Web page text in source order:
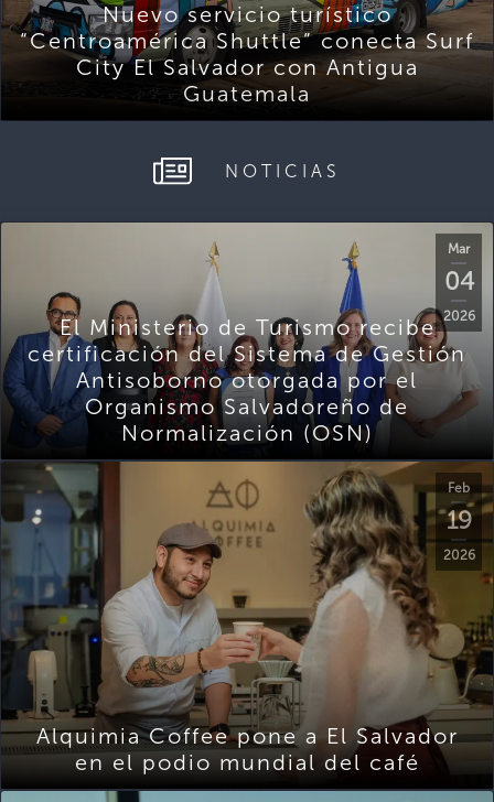
Nuevo servicio turístico
“Centroamérica Shuttle” conecta Surf
City El Salvador con Antigua
Guatemala
NOTICIAS
Mar
04
2026
El Ministerio de Turismo recibe
certificación del Sistema de Gestión
Antisoborno otorgada por el
Organismo Salvadoreño de
Normalización (OSN)
Feb
19
2026
Alquimia Coffee pone a El Salvador
en el podio mundial del café